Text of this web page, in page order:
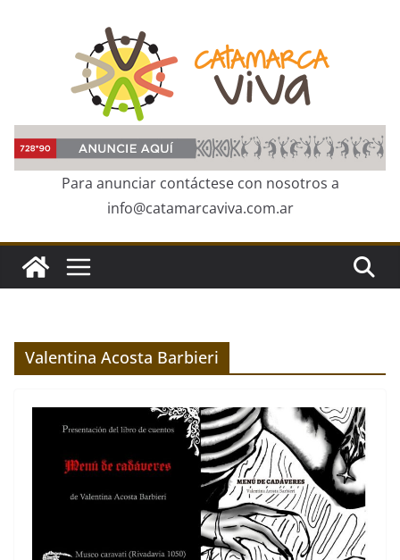
Para anunciar contáctese con nosotros a
info@catamarcaviva.com.ar
Valentina Acosta Barbieri